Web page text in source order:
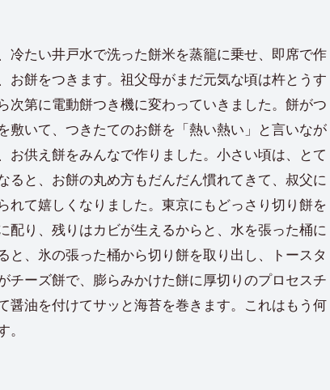
冷たい井戸水で洗った餅米を蒸籠に乗せ、即席で作
お餅をつきます。祖父母がまだ元気な頃は杵とうす
次第に電動餅つき機に変わっていきました。餅がつ
敷いて、つきたてのお餅を「熱い熱い」と言いなが
お供え餅をみんなで作りました。小さい頃は、とて
ると、お餅の丸め方もだんだん慣れてきて、叔父に
れて嬉しくなりました。東京にもどっさり切り餅を
配り、残りはカビが生えるからと、水を張った桶に
、氷の張った桶から切り餅を取り出し、トースタ
チーズ餅で、膨らみかけた餅に厚切りのプロセスチ
醤油を付けてサッと海苔を巻きます。これはもう何
。